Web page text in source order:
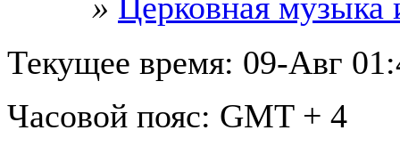
Текущее время: 09-Авг
Часовой пояс: GMT + 4